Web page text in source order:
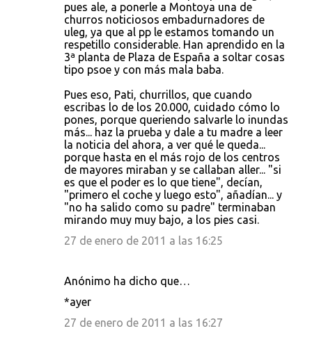
pues ale, a ponerle a Montoya una de
churros noticiosos embadurnadores de
uleg, ya que al pp le estamos tomando un
respetillo considerable. Han aprendido en la
3ª planta de Plaza de España a soltar cosas
tipo psoe y con más mala baba.
Pues eso, Pati, churrillos, que cuando
escribas lo de los 20.000, cuidado cómo lo
pones, porque queriendo salvarle lo inundas
más... haz la prueba y dale a tu madre a leer
la noticia del ahora, a ver qué le queda...
porque hasta en el más rojo de los centros
de mayores miraban y se callaban aller... "si
es que el poder es lo que tiene", decían,
"primero el coche y luego esto", añadían... y
"no ha salido como su padre" terminaban
mirando muy muy bajo, a los pies casi.
27 de enero de 2011 a las 16:25
Anónimo ha dicho que…
*ayer
27 de enero de 2011 a las 16:27